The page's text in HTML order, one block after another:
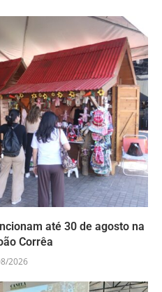
até 30 de agosto na
Corrêa
2026